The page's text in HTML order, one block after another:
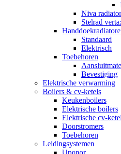
Niva
Stelrad
Standaard
Elektrisch
Toebehoren
Bevestiging
Elektrische verwarming
Boilers & cv-ketels
Keukenboilers
Elektrische boilers
Elektrische cv-
Doorstromers
Toebehoren
Leidingsystemen
Uponor